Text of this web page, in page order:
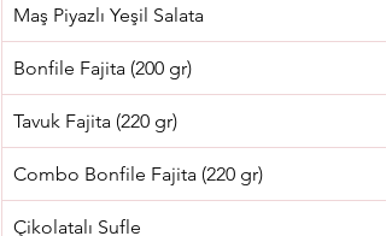
Maş Piyazlı Yeşil Salata
Bonfile Fajita (200 gr)
Tavuk Fajita (220 gr)
Combo Bonfile Fajita (220 gr)
Çikolatalı Sufle